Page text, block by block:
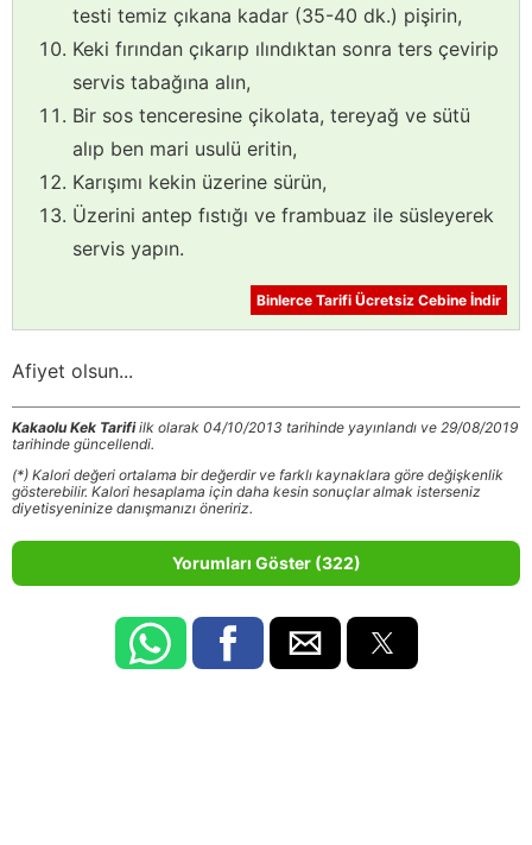
testi temiz çıkana kadar (35-40 dk.) pişirin,
Keki fırından çıkarıp ılındıktan sonra ters çevirip
servis tabağına alın,
Bir sos tenceresine çikolata, tereyağ ve sütü
alıp ben mari usulü eritin,
Karışımı kekin üzerine sürün,
Üzerini antep fıstığı ve frambuaz ile süsleyerek
servis yapın.
Binlerce Tarifi Ücretsiz Cebine İndir
Afiyet olsun...
Kakaolu Kek Tarifiilk olarak 04/10/2013 tarihinde yayınlandı ve 29/08/2019
tarihinde güncellendi.
(*) Kalori değeri ortalama bir değerdir ve farklı kaynaklara göre değişkenlik
gösterebilir. Kalori hesaplama için daha kesin sonuçlar almak isterseniz
diyetisyeninize danışmanızı öneririz.
Yorumları Göster (322)